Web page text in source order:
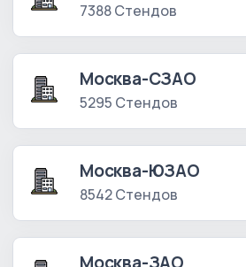
7388 Стендов
Москва-СЗАО
5295 Стендов
Москва-ЮЗАО
8542 Стендов